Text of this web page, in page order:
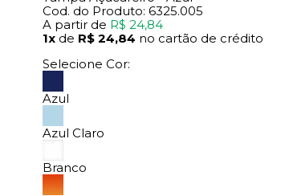
Cod. do Produto: 6325.005
A partir de R$ 24,84
1x de R$ 24,84 no cartão de crédito
Selecione Cor:
Azul
Azul Claro
Branco